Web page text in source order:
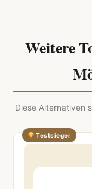
Weitere
Diese Alternativen
Testsieger